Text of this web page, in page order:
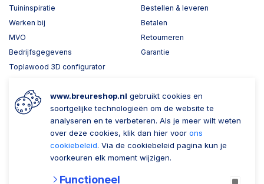
Tuininspiratie
Werken bij
MVO
Bedrijfsgegevens
Toplawood 3D configurator
Bestellen & leveren
Betalen
Retourneren
Garantie
Wil je ons volgen? Zaken doen met Breure
Zakelijk bestellen
Account aanmaken
www.breureshop.nl gebruikt cookies en
soortgelijke technologieën om de website te
analyseren en te verbeteren. Als je meer wilt weten
over deze cookies, klik dan hier voor ons
cookiebeleid. Via de cookiebeleid pagina kun je
voorkeuren elk moment wijzigen.
Functioneel